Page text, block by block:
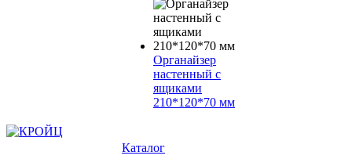
Органайзер
настенный с
ящиками
210*120*70 мм
Каталог